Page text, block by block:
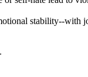
stability--with